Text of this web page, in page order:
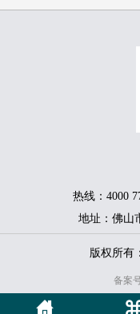
热线：4000
地址：佛山
版权所有
备案